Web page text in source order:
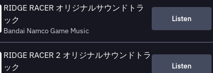
RIDGE RACER オリジナルサウンドトラ
ック
Bandai Namco Game Music
Listen
RIDGE RACER 2 オリジナルサウンドトラ
ック
Listen